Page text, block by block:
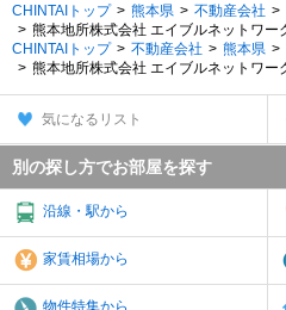
CHINTAIトップ 熊本県 不動産会社
熊本地所株式会社 エイブルネットワー
CHINTAIトップ
不動産会社 熊本県
熊本地所株式会社 エイブルネットワー
気になるリスト
別の探し方でお部屋を探す
沿線・駅から
家賃相場から
物件特集から